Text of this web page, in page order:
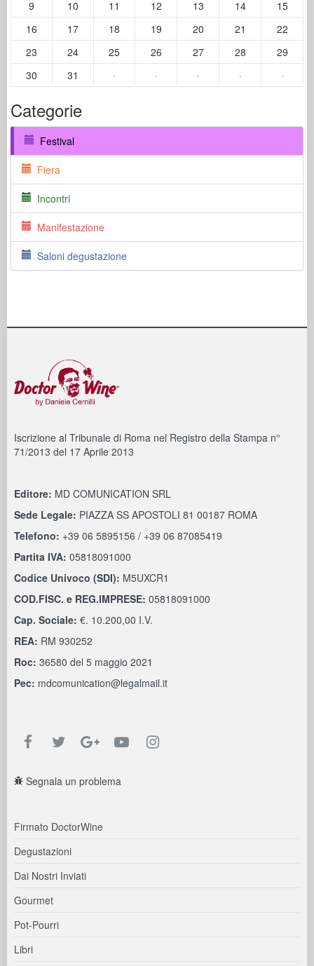
9 10 11 12 13 14
15
16
17 18 19 20 21
22
23
24 25 26 27 28
29
30
31 · · · · ·
Categorie
Festival
Fiera
Incontri
Manifestazione
Saloni degustazione
Iscrizione al Tribunale di Roma nel Registro della Stampa n°
71/2013 del 17 Aprile 2013
Editore: MD COMUNICATION SRL
Sede Legale: PIAZZA SS APOSTOLI 81 00187 ROMA
Telefono: +39 06 5895156 / +39 06 87085419
Partita IVA: 05818091000
Codice Univoco (SDI): M5UXCR1
COD.FISC. e REG.IMPRESE: 05818091000
Cap. Sociale: €. 10.200,00 I.V.
REA: RM 930252
Roc: 36580 del 5 maggio 2021
Pec: mdcomunication@legalmail.it
Segnala un problema
Firmato DoctorWine
Degustazioni
Dai Nostri Inviati
Gourmet
Pot-Pourri
Libri